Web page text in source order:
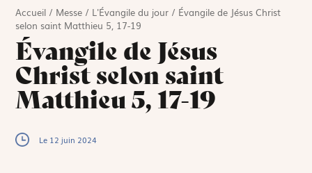
Accueil / Messe / L'Évangile du jour / Évangile de Jésus Christ
selon saint Matthieu 5, 17-19
Évangile de Jésus
Christ selon saint
Matthieu 5, 17-19
Le 12 juin 2024